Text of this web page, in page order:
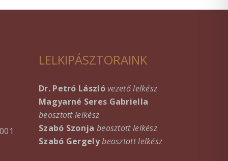
LELKIPÁSZTORAINK
Dr. Petró Lászlóvezető lelkész
Magyarné Seres Gabriella
beosztott lelkész
Szabó Szonja beosztott lelkész
Szabó Gergelybeosztott lelkész